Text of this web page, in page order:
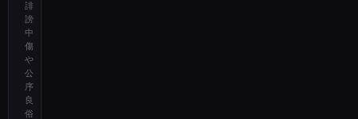
誹
謗
中
傷
や
公
序
良
俗